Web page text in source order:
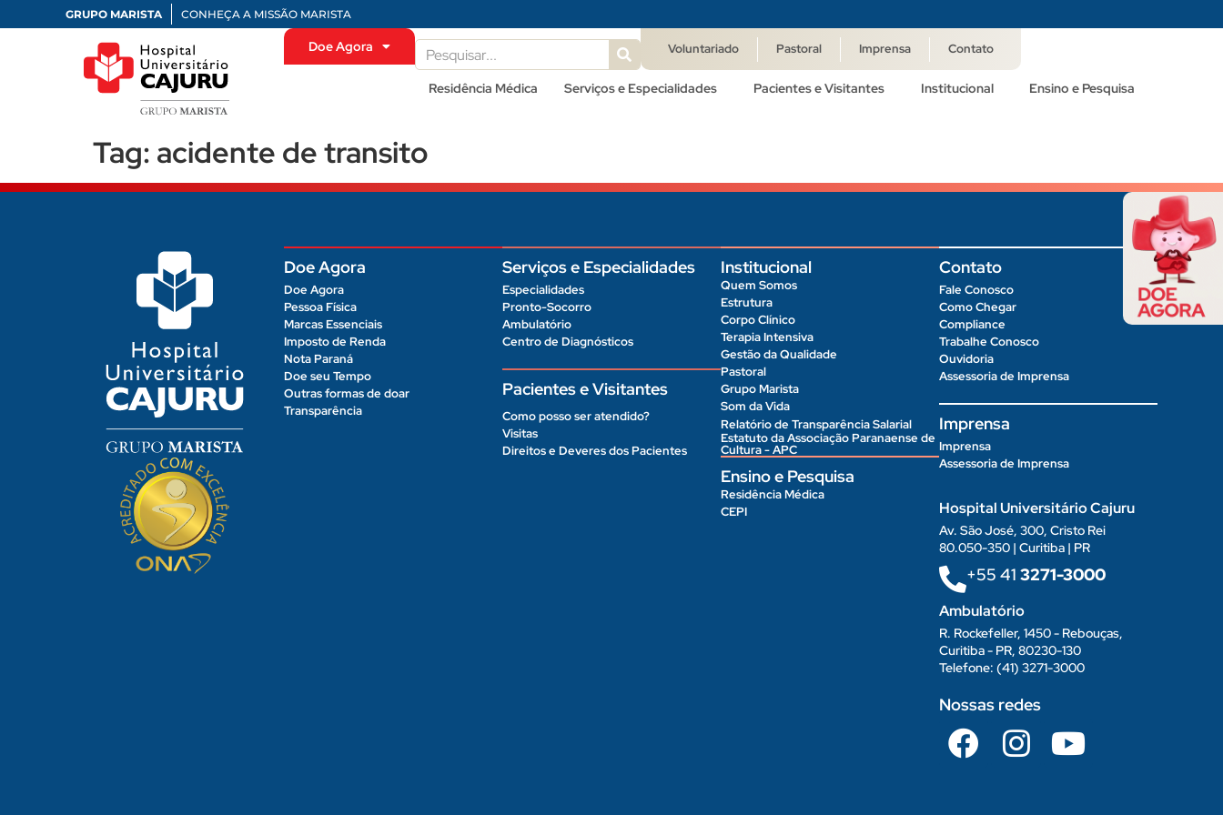
GRUPO MARISTA CONHEÇA A MISSÃO MARISTA
Doe Agora Voluntariado Pastoral Imprensa Contato
Residência Médica Serviços e Especialidades Pacientes e Visitantes Institucional Ensino e Pesquisa
Tag: acidente de transito
Doe Agora
Doe Agora
Pessoa Física
Marcas Essenciais
Imposto de Renda
Nota Paraná
Doe seu Tempo
Outras formas de doar
Transparência
Serviços e Especialidades
Especialidades
Pronto-Socorro
Ambulatório
Centro de Diagnósticos
Pacientes e Visitantes
Como posso ser atendido?
Visitas
Direitos e Deveres dos Pacientes
Institucional
Quem Somos
Estrutura
Corpo Clínico
Terapia Intensiva
Gestão da Qualidade
Pastoral
Grupo Marista
Som da Vida
Relatório de Transparência Salarial
Estatuto da Associação Paranaense de
Cultura - APC
Ensino e Pesquisa
Residência Médica
CEPI
Contato
Fale Conosco
Como Chegar
Compliance
Trabalhe Conosco
Ouvidoria
Assessoria de Imprensa
Imprensa
Imprensa
Assessoria de Imprensa
Hospital Universitário Cajuru
Av. São José, 300, Cristo Rei
80.050-350 | Curitiba | PR
+55 41 3271-3000
Ambulatório
R. Rockefeller, 1450 - Rebouças,
Curitiba - PR, 80230-130
Telefone: (41) 3271-3000
Nossas redes